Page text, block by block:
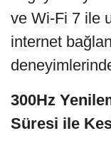
ve Wi-Fi 7 ile
internet
300Hz
Süresi ile